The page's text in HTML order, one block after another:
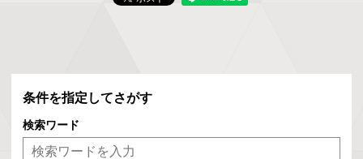
条件を指定してさがす
検索ワード